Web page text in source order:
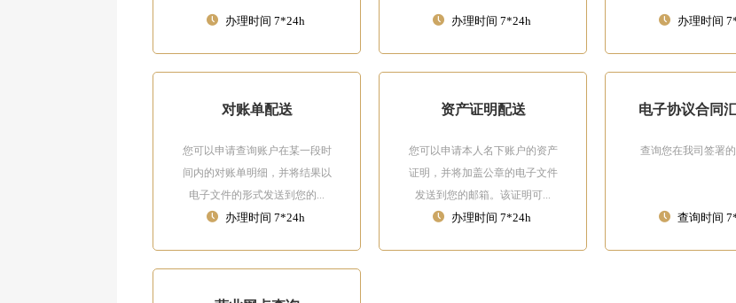
办理时间 7*24h 办理时间 7*24h 办理时间
对账单配送
您可以申请查询账户在某一段时
间内的对账单明细，并将结果以
电子文件的形式发送到您的...
办理时间 7*24h
资产证明配送
您可以申请本人名下账户的资产
证明，并将加盖公章的电子文件
发送到您的邮箱。该证明可...
办理时间 7*24h
电子协议合同
查询您在我司签署
查询时间